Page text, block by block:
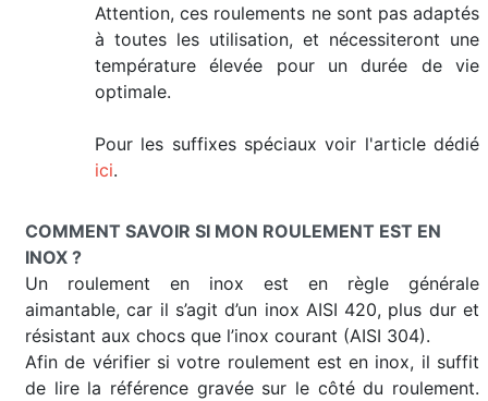
Attention, ces roulements ne sont pas adaptés
à toutes les utilisation, et nécessiteront une
température élevée pour un durée de vie
optimale.
Pour les suffixes spéciaux voir l'article dédié
ici.
COMMENT SAVOIR SI MON ROULEMENT EST EN
INOX ?
Un roulement en inox est en règle générale
aimantable, car il s’agit d’un inox AISI 420, plus dur et
résistant aux chocs que l’inox courant (AISI 304).
Afin de vérifier si votre roulement est en inox, il suffit
de lire la référence gravée sur le côté du roulement.